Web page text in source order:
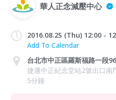
華人正念減壓中心
2016.08.25 (Thu) 12:00 -
Add To Calendar
台北市中正區羅斯福路一段
捷運中正紀念堂站2號出口南
5分鐘